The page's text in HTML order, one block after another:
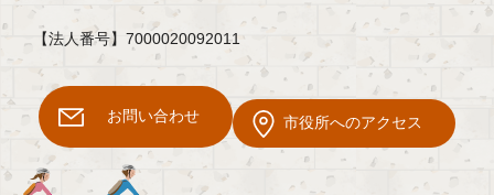
【法人番号】7000020092011
お問い合わせ 市役所へのアクセス